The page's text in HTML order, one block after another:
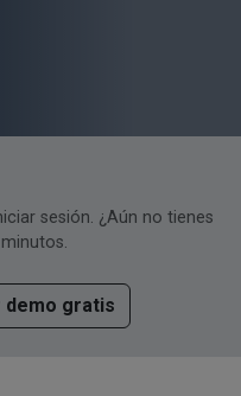
sesión. ¿Aún no tienes
demo gratis